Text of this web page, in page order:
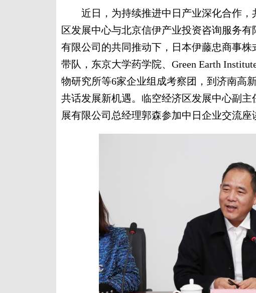
近日，为持续推进中日产业深化合作，
区发展中心与北京信伊产业投资咨询服务
有限公司的共同推动下，日本伊藤忠商事
带队，东京大学药学院、Green Earth
物研究所等6家企业组成考察团，到济南高
共话发展新机遇。临空经济区发展中心副
展有限公司总经理郭森参加中日企业交流座